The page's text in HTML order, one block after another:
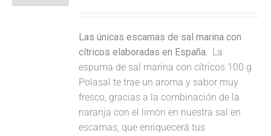
Las únicas escamas de sal marina con
cítricos elaboradas en España. La
espuma de sal marina con cítricos 100 g
Polasal te trae un aroma y sabor muy
fresco, gracias a la combinación de la
naranja con el limón en nuestra sal en
escamas, que enriquecerá tus